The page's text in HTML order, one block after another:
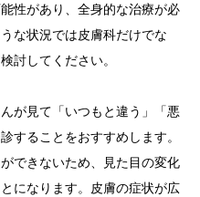
性があり、全身的な治療が必
な状況では皮膚科だけでな
討してください。
が見て「いつもと違う」「悪
することをおすすめします。
できないため、見た目の変化
になります。皮膚の症状が広